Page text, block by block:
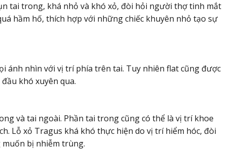
tai trong, khá nhỏ và khó xỏ, đòi hỏi người thợ tinh mắt
hầm hố, thích hợp với những chiếc khuyên nhỏ tạo sự
ánh nhìn với vị trí phía trên tai. Tuy nhiên flat cũng được
khó xuyên qua.
và tai ngoài. Phần tai trong cũng có thể là vị trí khoe
Lỗ xỏ Tragus khá khó thực hiện do vị trí hiểm hóc, đòi
bị nhiễm trùng.